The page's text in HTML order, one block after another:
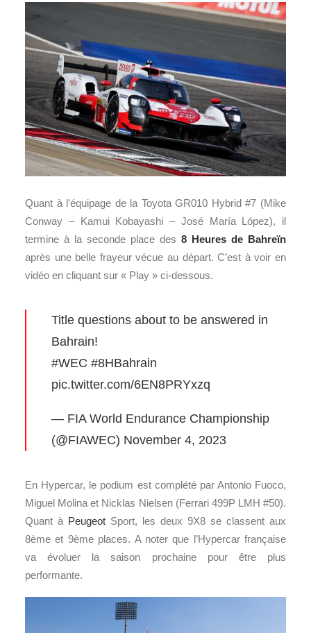
Quant à l’équipage de la Toyota GR010 Hybrid #7 (Mike
Conway – Kamui Kobayashi – José María López), il
termine à la seconde place des 8 Heures de Bahreïn
après une belle frayeur vécue au départ. C’est à voir en
vidéo en cliquant sur « Play » ci-dessous.
Title questions about to be answered in
Bahrain!
#WEC #8HBahrain
pic.twitter.com/6EN8PRYxzq
— FIA World Endurance Championship
(@FIAWEC) November 4, 2023
En Hypercar, le podium est complété par Antonio Fuoco,
Miguel Molina et Nicklas Nielsen (Ferrari 499P LMH #50).
Quant à Peugeot Sport, les deux 9X8 se classent aux
8ème et 9ème places. A noter que l’Hypercar française
va évoluer la saison prochaine pour être plus
performante.